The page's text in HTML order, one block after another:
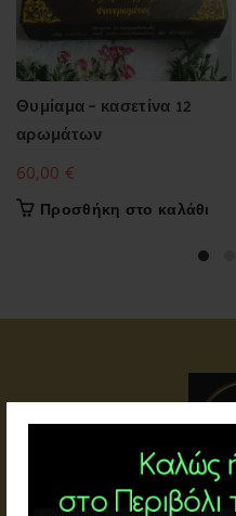
Θυμίαμα – κασετίνα 12
αρωμάτων
60,00 €
Προσθήκη στο καλάθι